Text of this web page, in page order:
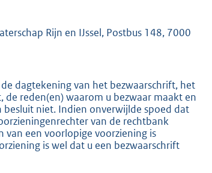
Rijn en IJssel, Postbus 148, 7000
dagtekening van het bezwaarschrift, het
reden(en) waarom u bezwaar maakt en
niet. Indien onverwijlde spoed dat
van de rechtbank
van een voorlopige voorziening is
is wel dat u een bezwaarschrift